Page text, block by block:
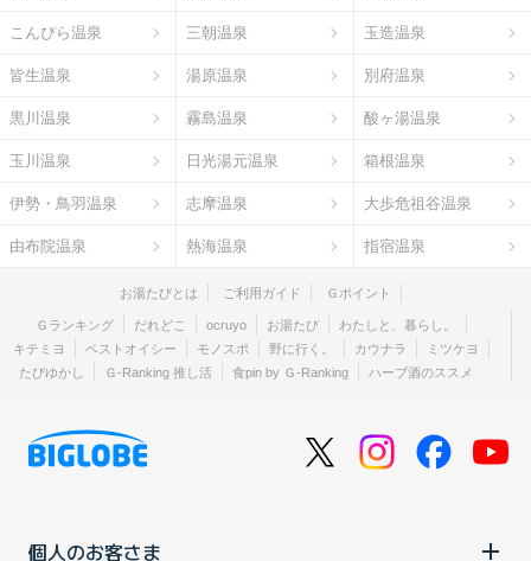
こんぴら温泉 三朝温泉 玉造温泉
皆生温泉 湯原温泉 別府温泉
黒川温泉 霧島温泉 酸ヶ湯温泉
玉川温泉 日光湯元温泉 箱根温泉
伊勢・鳥羽温泉 志摩温泉 大歩危祖谷温泉
由布院温泉 熱海温泉 指宿温泉
お湯たびとは ご利用ガイド Ｇポイント
Ｇランキング だれどこ ocruyo お湯たび
わたしと、暮らし。
キテミヨ
ベストオイシー モノスポ 野に行く。 カウナラ
ミツケヨ
たびゆかし
Ｇ-Ranking 推し活 食pin by Ｇ-Ranking ハーブ酒のススメ
個人のお客さま